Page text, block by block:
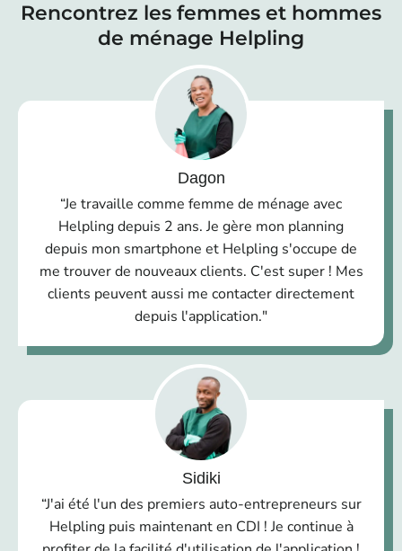
Rencontrez les femmes et hommes
de ménage Helpling
Dagon
“Je travaille comme femme de ménage avec
Helpling depuis 2 ans. Je gère mon planning
depuis mon smartphone et Helpling s'occupe de
me trouver de nouveaux clients. C'est super ! Mes
clients peuvent aussi me contacter directement
depuis l'application."
Sidiki
“J'ai été l'un des premiers auto-entrepreneurs sur
Helpling puis maintenant en CDI ! Je continue à